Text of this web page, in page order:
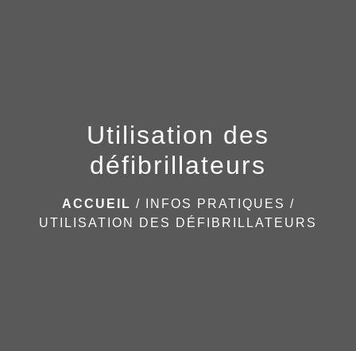
Utilisation des
défibrillateurs
ACCUEIL / INFOS PRATIQUES /
UTILISATION DES DÉFIBRILLATEURS